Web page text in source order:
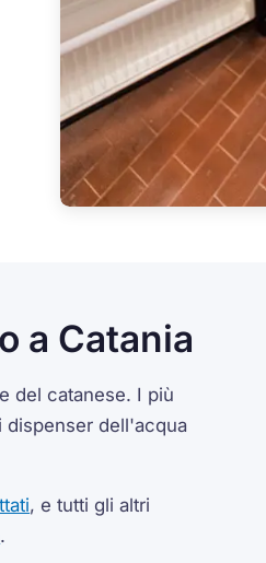
a Catania
del catanese. I più
dell'acqua
, e tutti gli altri
.